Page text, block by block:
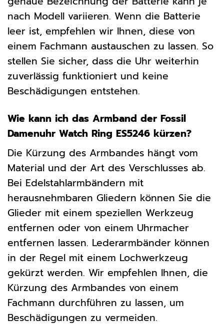
nach Modell variieren. Wenn die Batterie
leer ist, empfehlen wir Ihnen, diese von
einem Fachmann austauschen zu lassen. So
stellen Sie sicher, dass die Uhr weiterhin
zuverlässig funktioniert und keine
Beschädigungen entstehen.
Wie kann ich das Armband der Fossil
Damenuhr Watch Ring ES5246 kürzen?
Die Kürzung des Armbandes hängt vom
Material und der Art des Verschlusses ab.
Bei Edelstahlarmbändern mit
herausnehmbaren Gliedern können Sie die
Glieder mit einem speziellen Werkzeug
entfernen oder von einem Uhrmacher
entfernen lassen. Lederarmbänder können
in der Regel mit einem Lochwerkzeug
gekürzt werden. Wir empfehlen Ihnen, die
Kürzung des Armbandes von einem
Fachmann durchführen zu lassen, um
Beschädigungen zu vermeiden.